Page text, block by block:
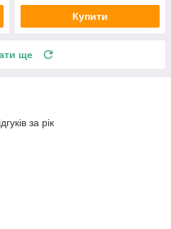
Купити
ще
за рік